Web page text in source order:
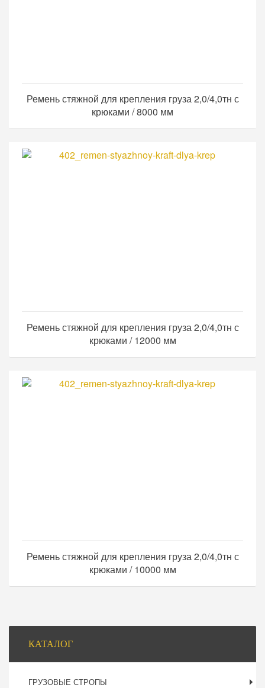
Ремень стяжной для крепления груза 2,0/4,0тн с
крюками / 8000 мм
Ремень стяжной для крепления груза 2,0/4,0тн с
крюками / 12000 мм
Ремень стяжной для крепления груза 2,0/4,0тн с
крюками / 10000 мм
КАТАЛОГ
ГРУЗОВЫЕ СТРОПЫ